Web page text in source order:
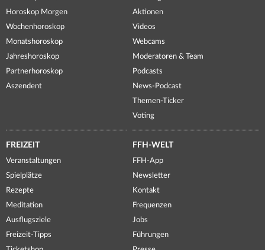
Horoskop Morgen
Wochenhoroskop
Monatshoroskop
Jahreshoroskop
Partnerhoroskop
Aszendent
Aktionen
Videos
Webcams
Moderatoren & Team
Podcasts
News-Podcast
Themen-Ticker
Voting
FREIZEIT
Veranstaltungen
Spielplätze
Rezepte
Meditation
Ausflugsziele
Freizeit-Tipps
FFH-WELT
FFH-App
Newsletter
Kontakt
Frequenzen
Jobs
Führungen